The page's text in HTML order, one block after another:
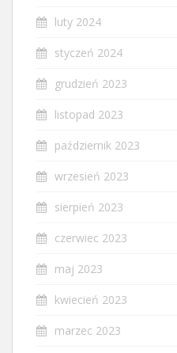
luty 2024
styczeń 2024
grudzień 2023
listopad 2023
październik 2023
wrzesień 2023
sierpień 2023
czerwiec 2023
maj 2023
kwiecień 2023
marzec 2023